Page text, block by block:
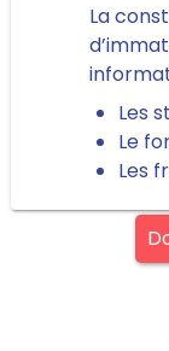
La
Les
Le
Les